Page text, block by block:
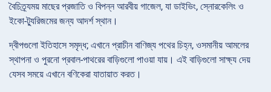
বৈচিত্র্যময় মাছের প্রজাতি ও বিপন্ন আরবীয় গাজেল, যা ডাইভিং, স্নোরকেলিং ও
ইকো-ট্যুরিজমের জন্য আদর্শ স্থান।
দ্বীপগুলো ইতিহাসে সমৃদ্ধ; এখানে প্রাচীন বাণিজ্য পথের চিহ্ন, ওসমানীয় আমলের
স্থাপনা ও পুরনো প্রবাল-পাথরের বাড়িগুলো পাওয়া যায়। এই বাড়িগুলো সাক্ষ্য দেয়
যেসব সময়ে এখানে বণিকেরা যাতায়াত করত।